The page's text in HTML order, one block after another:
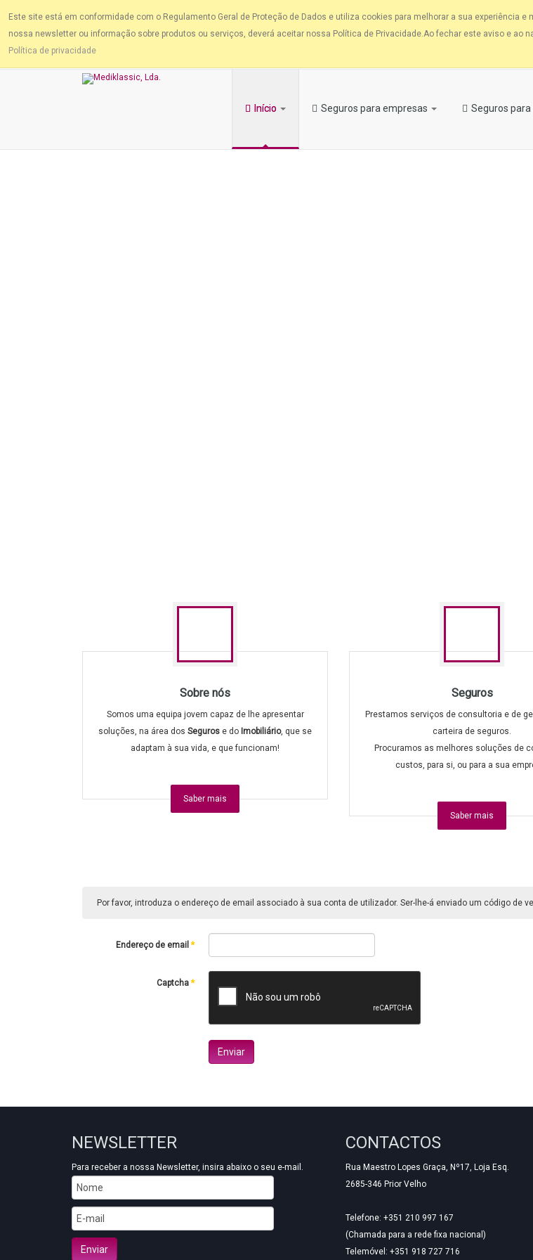
Este site está em conformidade com o Regulamento Geral de Proteção de Dados e utiliza cookies para melhorar a sua experiência
nossa newsletter ou informação sobre produtos ou serviços, deverá aceitar nossa Política de Privacidade.Ao fechar este aviso e ao
Política de privacidade
Início Seguros para empresas Seguros
Sobre nós
Somos uma equipa jovem capaz de lhe apresentar
soluções, na área dos Seguros e do Imobiliário, que se
adaptam à sua vida, e que funcionam!
Saber mais
Seguros
Prestamos serviços de consultoria e de
carteira de seguros.
Procuramos as melhores soluções de
custos, para si, ou para a sua
Saber mais
Por favor, introduza o endereço de email associado à sua conta de utilizador. Ser-lhe-á enviado um código de
Endereço de email *
Captcha *
Enviar
NEWSLETTER
Para receber a nossa Newsletter, insira abaixo o seu e-mail.
CONTACTOS
Rua Maestro Lopes Graça, Nº17, Loja Esq.
2685-346 Prior Velho
Telefone: +351 210 997 167
(Chamada para a rede fixa nacional)
Telemóvel: +351 918 727 716